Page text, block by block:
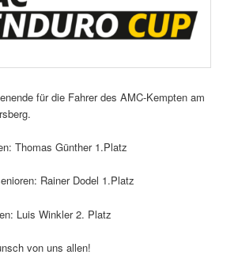
für die Fahrer des AMC-Kempten am
Thomas Günther 1.Platz
Rainer Dodel 1.Platz
Luis Winkler 2. Platz
von uns allen!